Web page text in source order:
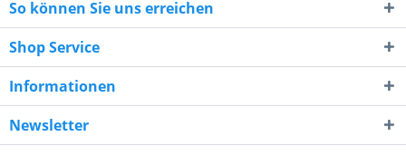
2 * 9 = ?
So können Sie uns erreichen
Shop Service
Informationen
Newsletter